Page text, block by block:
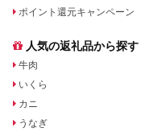
ポイント還元キャンペーン
人気の返礼品から探す
牛肉
いくら
カニ
うなぎ